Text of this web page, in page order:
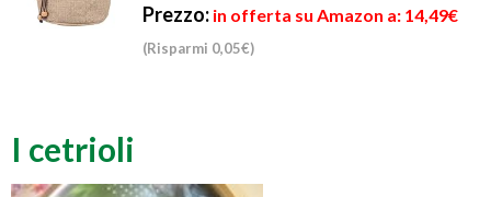
Prezzo: in offerta su Amazon a: 14,49€
(Risparmi 0,05€)
I cetrioli